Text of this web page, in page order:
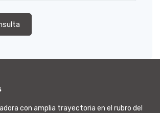
con amplia trayectoria en el rubro del